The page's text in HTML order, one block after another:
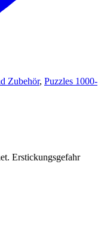
Zubehör, Puzzles 1000-
Erstickungsgefahr